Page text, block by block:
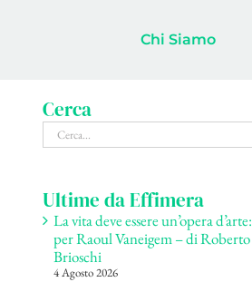
Chi Siamo
Cerca
Cerca
per:
Ultime da Effimera
La vita deve essere un’opera d’arte:
per Raoul Vaneigem – di Roberto
Brioschi
4 Agosto 2026